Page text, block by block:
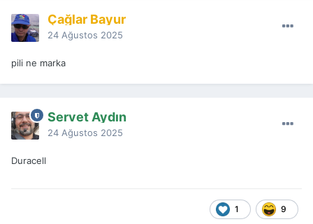
Çağlar Bayur
24 Ağustos 2025
pili ne marka
Servet Aydın
24 Ağustos 2025
Duracell
1 9